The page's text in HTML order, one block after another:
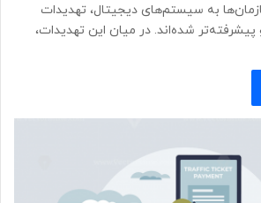
به سیستم‌های دیجیتال، تهدیدات
پیشرفته‌تر شده‌اند. در میان این تهدیدات،